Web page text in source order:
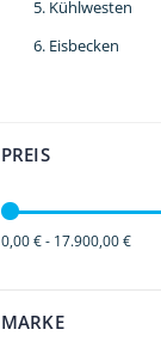
Kühlwesten
Eisbecken
PREIS
0,00 € - 17.900,00 €
MARKE